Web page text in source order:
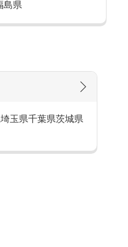
島県
埼玉県千葉県茨城県
お仕事とは